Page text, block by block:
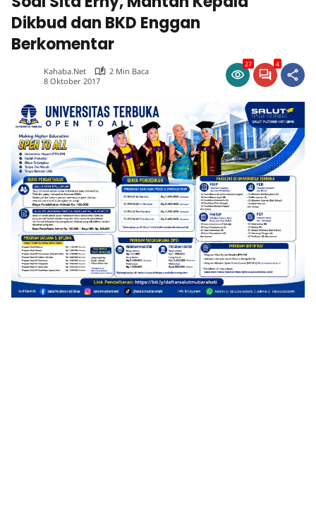
Dikbud dan BKD Enggan
Berkomentar
Kahaba.net
2 Min Baca
8 Oktober 2017
27 4